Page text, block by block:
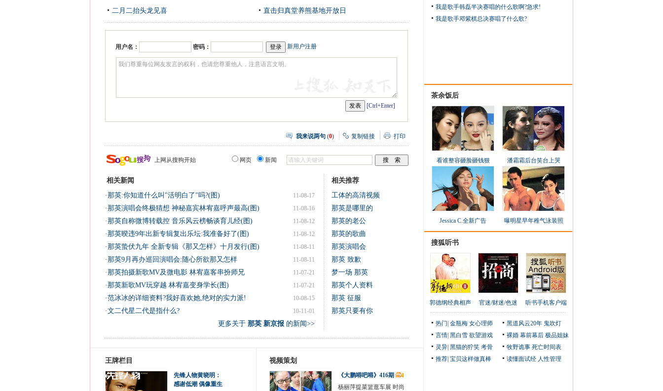
二月二抬头龙见喜 直击归真堂养熊基地开放日
用户名： 密码： 新用户注册
[Ctrl+Enter]
我来说两句 (0) 复制链接 打印
上网从搜狗开始 网页 新闻
相关新闻
11-08-17
·那英:你知道什么叫"活明白了"吗?(图)
11-08-16
·那英演唱会终极猜想 神秘嘉宾林宥嘉呼声最高(图)
11-08-12
·那英自称微博转载控 音乐风云榜畅谈育儿经(图)
11-08-12
·那英暌违9年出新专辑复出乐坛:我准备好了(图)
11-08-11
·那英蛰伏九年 全新专辑《那又怎样》十月发行(图)
11-08-11
·那英9月再办巡回演唱会:随心所欲那又怎样
11-07-21
·那英拍摄新歌MV及微电影 林宥嘉客串扮师兄
11-07-21
·那英新歌MV玩穿越 林宥嘉变身学长(图)
10-08-15
·范冰冰的详细资料?我好喜欢她,绝对的实力派!
10-11-01
·文二代星二代是指什么?
更多关于 那英 新京报的新闻>>
相关推荐
工体的高清视频
那英是哪里的
那英的老公
那英的歌曲
那英演唱会
那英 致歉
梦一场 那英
那英个人资料
那英 征服
那英只要有你
王牌栏目
先锋人物黄晓明：
感谢低潮 偶像重生
视频策划
《大鹏嘚吧嘚》416期
杨丽萍提菜篮逛车展 时尚
我是歌手韩磊半决赛唱的什么歌啊?急求!
我是歌手邓紫棋总决赛唱了什么歌?
茶余饭后
看谁整容砸脸砸钱狠 潘霜霜后台笑台上哭
Jessica C.全新广告 曝明星早年稚气泳装照
搜狐听书
郭德纲经典相声 官迷/财迷/色迷 听书手机客户端
热门 金瓶梅 女心理师 黑道风云20年 鬼吹灯
言情 黑白雪 欲望游戏 裸婚 幕前幕后 极品姐妹
灵异 黑猫的狞笑 考骨 牧野诡事 死亡时间表
推荐 宝贝这样做真棒 读懂面试经 人性管理